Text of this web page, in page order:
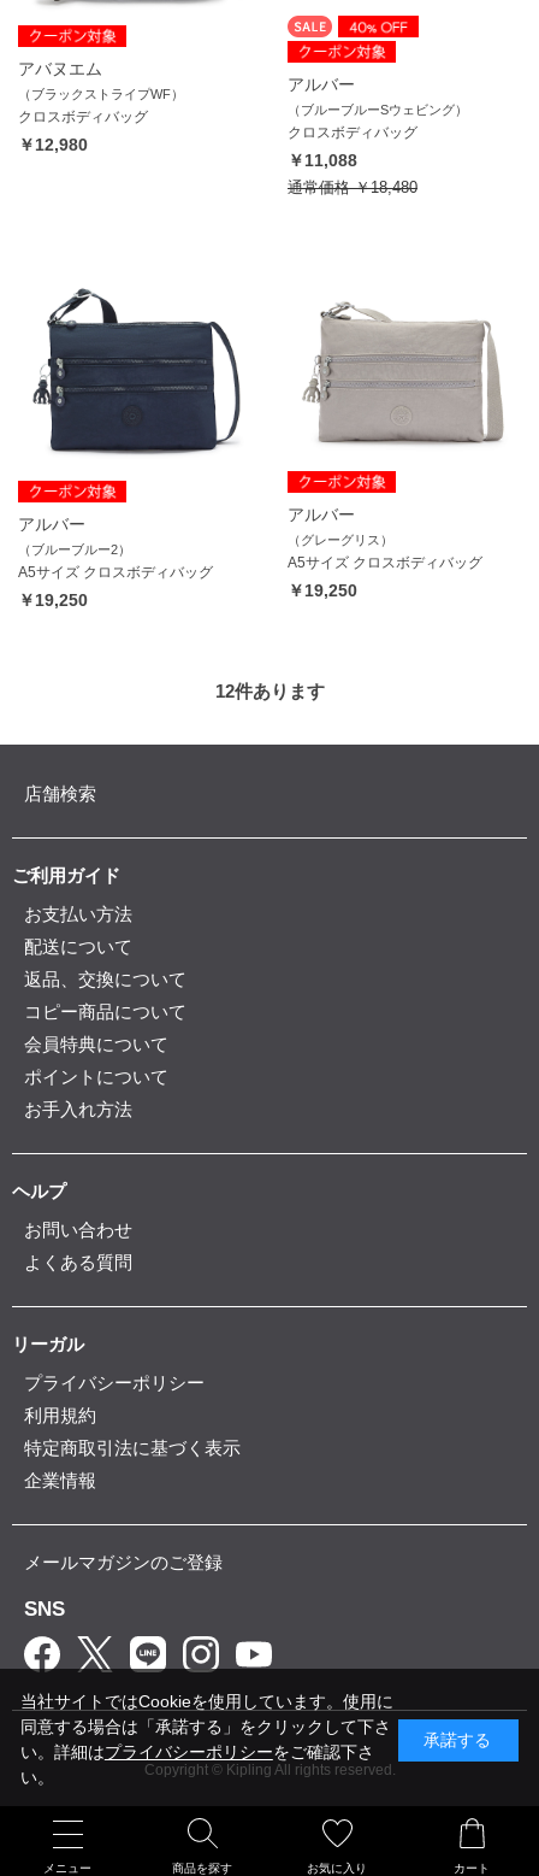
メニュー 商品を探す お気に入り カート
アバヌエム
（ブラックストライプWF）
クロスボディバッグ
￥12,980
アルバー
（ブルーブルーSウェビング）
クロスボディバッグ
￥11,088
通常価格￥18,480
アルバー
（ブルーブルー2）
A5サイズ クロスボディバッグ
￥19,250
アルバー
（グレーグリス）
A5サイズ クロスボディバッグ
￥19,250
12件あります
店舗検索
ご利用ガイド
お支払い方法
配送について
返品、交換について
コピー商品について
会員特典について
ポイントについて
お手入れ方法
ヘルプ
お問い合わせ
よくある質問
リーガル
プライバシーポリシー
利用規約
特定商取引法に基づく表示
企業情報
メールマガジンのご登録
SNS
Copyright © Kipling All rights reserved.
当社サイトではCookieを使用しています。使用に
同意する場合は「承諾する」をクリックして下さ
い。詳細はプライバシーポリシーをご確認下さ
い。
承諾する